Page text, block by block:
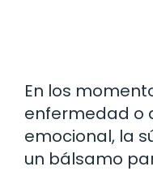
En los
enfermedad o
emocional, la
un bálsamo